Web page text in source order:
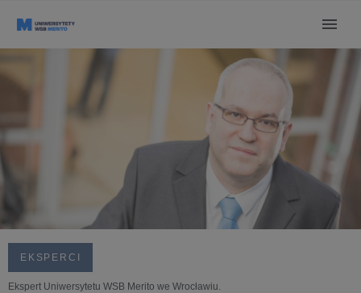
EKSPERCI
Ekspert Uniwersytetu WSB Merito we Wrocławiu.